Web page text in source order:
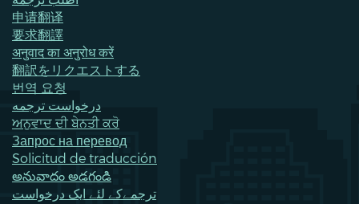
申请翻译
要求翻譯
अनुवाद का अनुरोध करें
翻訳をリクエストする
번역 요청
درخواست ترجمه
ਅਨੁਵਾਦ ਦੀ ਬੇਨਤੀ ਕਰੋ
Запрос на перевод
Solicitud de traducción
అనువాదం అడగండి
ترجمےکے لئے ایک درخواست